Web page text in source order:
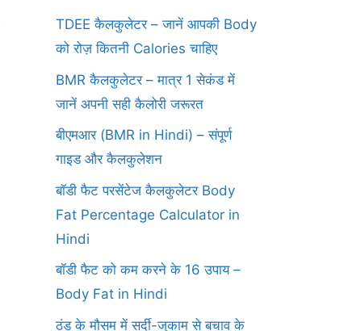
TDEE कैलकुलेटर – जानें आपकी Body
को रोज़ कितनी Calories चाहिए
BMR कैलकुलेटर – मात्र 1 सेकंड में
जानें अपनी सही कैलोरी जरूरत
बीएमआर (BMR in Hindi) – संपूर्ण
गाइड और कैलकुलेशन
बॉडी फैट परसेंटेज कैलकुलेटर Body
Fat Percentage Calculator in
Hindi
बॉडी फैट को कम करने के 16 उपाय –
Body Fat in Hindi
ठंड के मौसम में सर्दी-जुकाम से बचाव के